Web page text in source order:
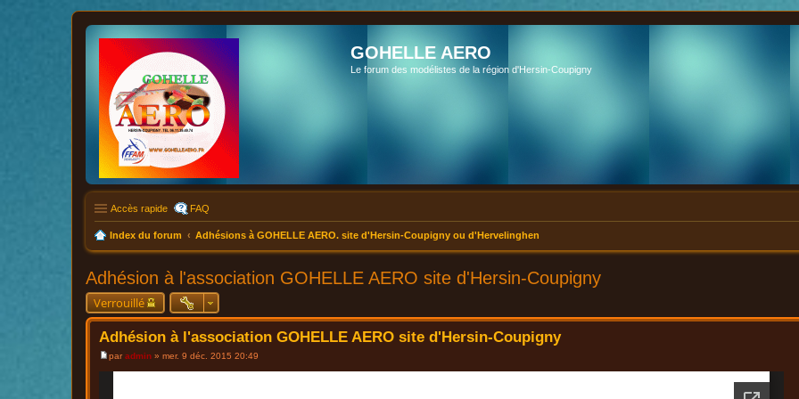
GOHELLE AERO
Le forum des modélistes de la région d'Hersin-Coupigny
Accès rapide FAQ
Index du forum Adhésions à GOHELLE AERO. site d'Hersin-Coupigny ou d'Hervelinghen
Adhésion à l'association GOHELLE AERO site d'Hersin-Coupigny
Verrouillé
Adhésion à l'association GOHELLE AERO site d'Hersin-Coupigny
M
e
paradmin » mer. 9 déc. 2015 20:49